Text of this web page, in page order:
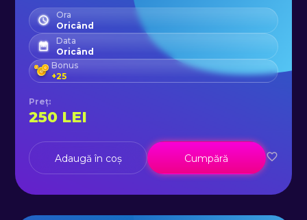
Ora
Oricând
Data
Oricând
Bonus
+25
Preț:
250 LEI
Adaugă în coș Cumpără